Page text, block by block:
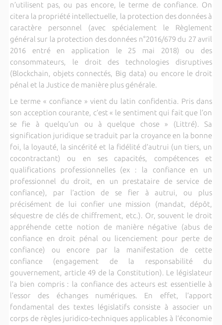
n’utilisent pas, ou pas encore, le terme de confiance. On
citera la propriété intellectuelle, la protection des données à
caractère personnel (avec spécialement le Règlement
général sur la protection des données n°2016/679 du 27 avril
2016 entré en application le 25 mai 2018) ou des
consommateurs, le droit des technologies disruptives
(Blockchain, objets connectés, Big data) ou encore le droit
pénal et la Justice de manière plus générale.
Le terme « confiance » vient du latin confidentia. Pris dans
son acception courante, c’est « le sentiment qui fait que l’on
se fie à quelqu’un ou à quelque chose » (Littré). Sa
signification juridique se traduit par la croyance en la bonne
foi, la loyauté, la sincérité et la fidélité d’autrui (un tiers, un
cocontractant) ou en ses capacités, compétences et
qualifications professionnelles (ex : la confiance en un
professionnel du droit, en un prestataire de service de
confiance), par l’action de se fier à autrui, ou plus
précisément de lui confier une mission (mandat, dépôt,
séquestre de clés de chiffrement, etc.). Or, souvent le droit
appréhende cette notion de manière négative (abus de
confiance en droit pénal ou licenciement pour perte de
confiance) ou encore par la manifestation de cette
confiance (engagement de la responsabilité du
gouvernement, article 49 de la Constitution). Le législateur
l’a bien compris : la confiance des acteurs est essentielle à
l’essor des échanges numériques. En effet, l’apport
fondamental des textes législatifs consiste à associer un
corps de règles juridico-techniques applicables à l’économie